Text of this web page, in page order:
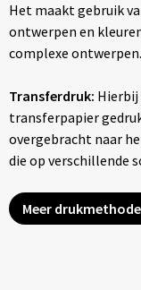
Het maakt gebruik
ontwerpen en
complexe ontwerpen.
Transferdruk: Hierbij
transferpapier
overgebracht naar
die op verschillende
Meer